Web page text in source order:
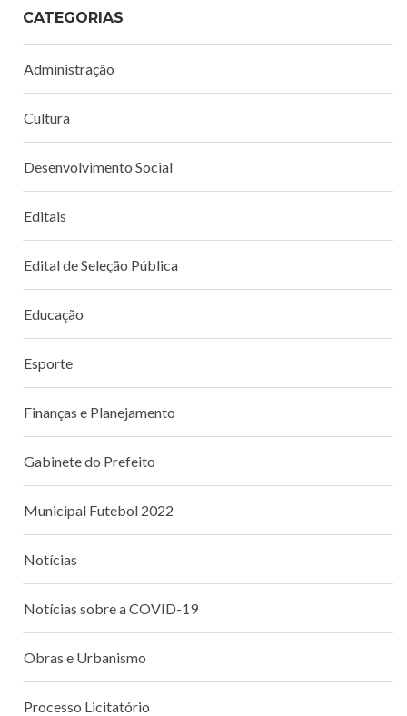
CATEGORIAS
Administração
Cultura
Desenvolvimento Social
Editais
Edital de Seleção Pública
Educação
Esporte
Finanças e Planejamento
Gabinete do Prefeito
Municipal Futebol 2022
Notícias
Notícias sobre a COVID-19
Obras e Urbanismo
Processo Licitatório